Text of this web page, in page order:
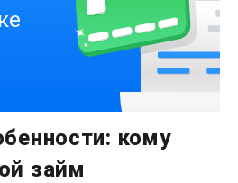
до 50 000₽
от 1
кому
займ